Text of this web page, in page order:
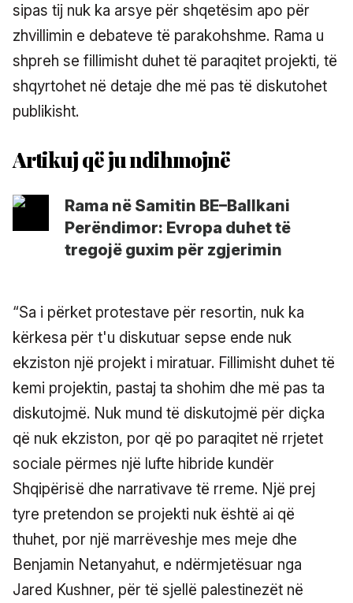
sipas tij nuk ka arsye për shqetësim apo për
zhvillimin e debateve të parakohshme. Rama u
shpreh se fillimisht duhet të paraqitet projekti, të
shqyrtohet në detaje dhe më pas të diskutohet
publikisht.
Rama në Samitin BE–Ballkani
Perëndimor: Evropa duhet të
tregojë guxim për zgjerimin
“Sa i përket protestave për resortin, nuk ka
kërkesa për t'u diskutuar sepse ende nuk
ekziston një projekt i miratuar. Fillimisht duhet të
kemi projektin, pastaj ta shohim dhe më pas ta
diskutojmë. Nuk mund të diskutojmë për diçka
që nuk ekziston, por që po paraqitet në rrjetet
sociale përmes një lufte hibride kundër
Shqipërisë dhe narrativave të rreme. Një prej
tyre pretendon se projekti nuk është ai që
thuhet, por një marrëveshje mes meje dhe
Benjamin Netanyahut, e ndërmjetësuar nga
Jared Kushner, për të sjellë palestinezët në